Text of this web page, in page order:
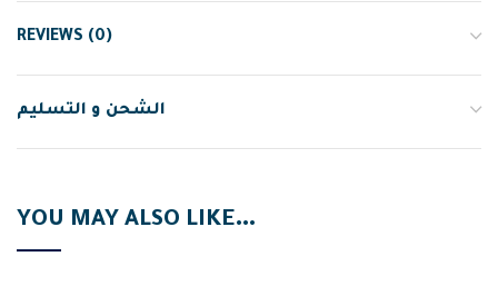
REVIEWS (0)
الشحن و التسليم
YOU MAY ALSO LIKE…